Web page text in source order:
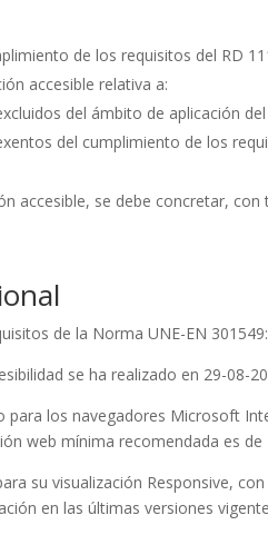
de los requisitos del RD
accesible relativa a:
del ámbito de aplicación
del cumplimiento de los
accesible, se debe concretar,
de la Norma UNE-EN
se ha realizado en 29-08-
para los navegadores Microsoft
web mínima recomendada es de
su visualización Responsive,
en las últimas versiones